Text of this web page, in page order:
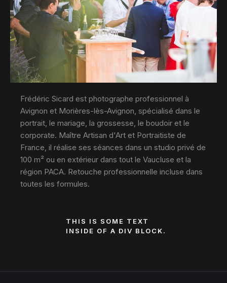
Frédéric Sicard est photographe professionnel à
Avignon et Morières-lès-Avignon, spécialisé dans le
portrait, le mariage, la grossesse, le boudoir et le
corporate. Maître Artisan d'Art et Portraitiste de
France, il réalise ses séances dans un studio privé de
100 m² ou en extérieur dans tout le Vaucluse et la
région PACA. Retouche professionnelle incluse dans
toutes les formules.
THIS IS SOME TEXT
INSIDE OF A DIV BLOCK.